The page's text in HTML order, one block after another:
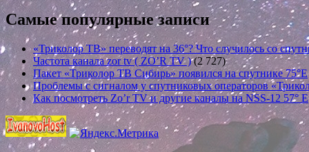
Самые популярные записи
«Триколор ТВ» переводят на 36°? Что случилось со
Частота канала zor tv ( ZO’R TV ) (2 727)
Пакет «Триколор ТВ Сибирь» появился на спутнике 75°E
Проблемы с сигналом у спутниковых операторов
Как посмотреть Zo’r TV и другие каналы на NSS-12 57° E